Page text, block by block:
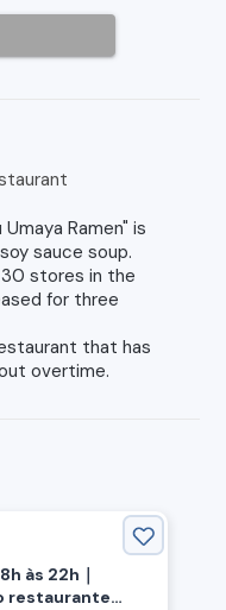
Ramen" is
sauce soup.
stores in the
for three
that has
overtime.
às 22h｜
restaurante